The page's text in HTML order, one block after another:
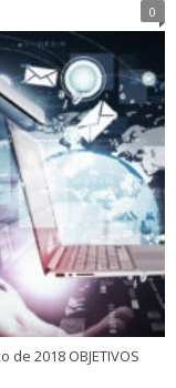
0
2018 OBJETIVOS